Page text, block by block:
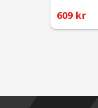
609 kr